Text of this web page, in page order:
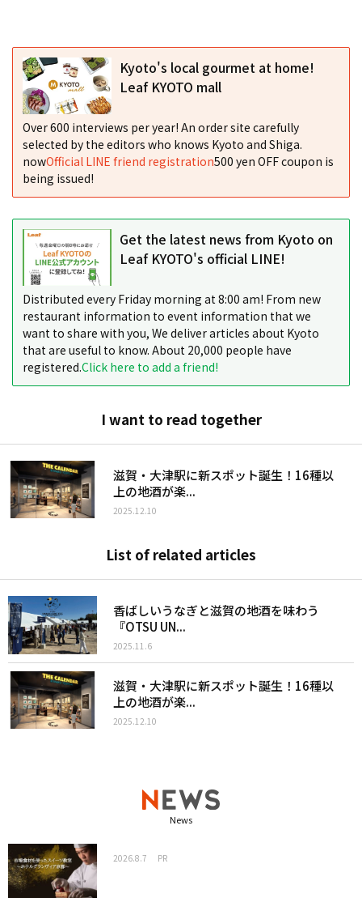
Kyoto's local gourmet at home!
Leaf KYOTO mall
Over 600 interviews per year! An order site carefully
selected by the editors who knows Kyoto and Shiga.
nowOfficial LINE friend registration500 yen OFF coupon is
being issued!
Get the latest news from Kyoto on
Leaf KYOTO's official LINE!
Distributed every Friday morning at 8:00 am! From new
restaurant information to event information that we
want to share with you, We deliver articles about Kyoto
that are useful to know. About 20,000 people have
registered.Click here to add a friend!
I want to read together
滋賀・大津駅に新スポット誕生！16種以
上の地酒が楽...
2025.12.10
List of related articles
香ばしいうなぎと滋賀の地酒を味わう
『OTSU UN...
2025.11.6
滋賀・大津駅に新スポット誕生！16種以
上の地酒が楽...
2025.12.10
News
2026.8.7 PR